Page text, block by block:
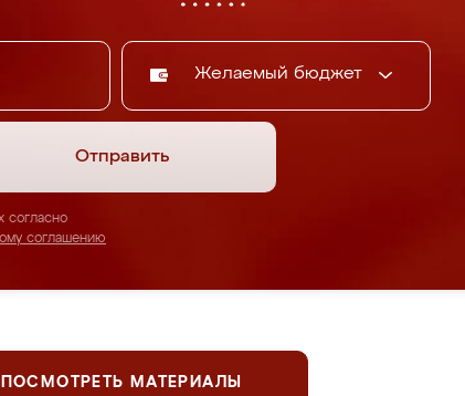
Желаемый бюджет
Отправить
согласно
соглашению
ПОСМОТРЕТЬ МАТЕРИАЛЫ